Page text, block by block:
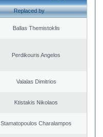
Replaced by
Ballas Themistoklis
Perdikouris Angelos
Valalas Dimitrios
Ktistakis Nikolaos
Stamatopoulos Charalampos